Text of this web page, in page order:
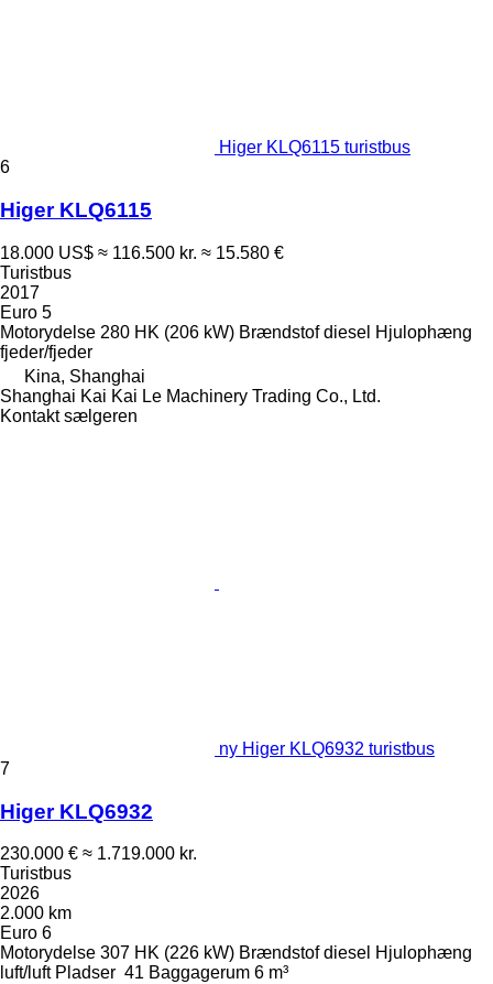
Higer KLQ6115 turistbus
6
Higer KLQ6115
18.000 US$ ≈ 116.500 kr. ≈ 15.580 €
Turistbus
2017
Euro 5
Motorydelse 280 HK (206 kW) Brændstof diesel Hjulophæng
fjeder/fjeder
Kina, Shanghai
Shanghai Kai Kai Le Machinery Trading Co., Ltd.
Kontakt sælgeren
ny Higer KLQ6932 turistbus
7
Higer KLQ6932
230.000 € ≈ 1.719.000 kr.
Turistbus
2026
2.000 km
Euro 6
Motorydelse 307 HK (226 kW) Brændstof diesel Hjulophæng
luft/luft Pladser 41 Baggagerum 6 m³